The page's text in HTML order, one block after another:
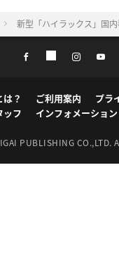
新型「ハイラックス」国
？ ご利用案内
プラ
ッフ
インフォメーション
PUBLISHING CO.,LTD.